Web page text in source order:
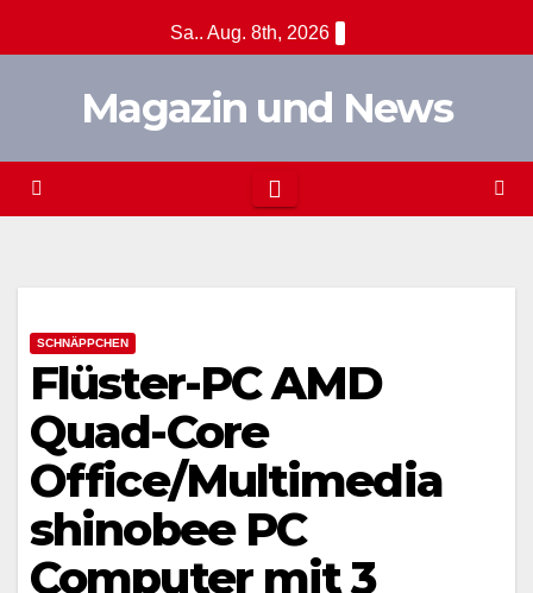
Inhalt
Sa.. Aug. 8th, 2026
Magazin und News
SCHNÄPPCHEN
Flüster-PC AMD
Quad-Core
Office/Multimedia
shinobee PC
Computer mit 3